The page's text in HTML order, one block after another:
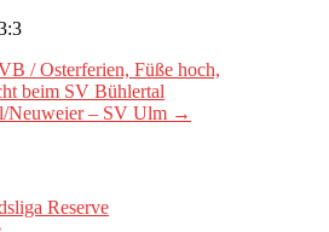
/ Osterferien, Füße hoch,
beim SV Bühlertal
Neuweier – SV Ulm →
Reserve